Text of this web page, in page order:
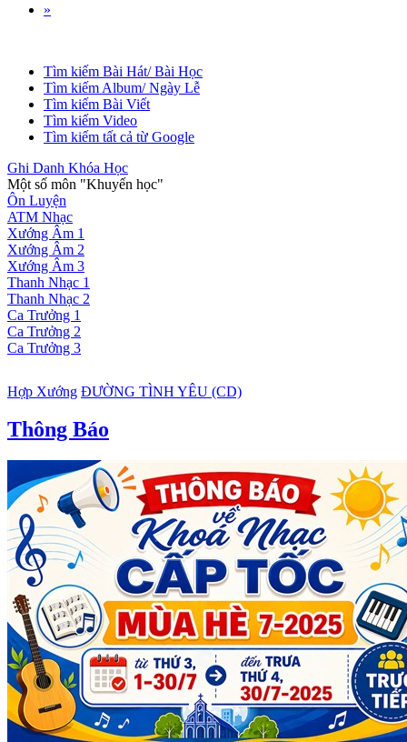
»
Tìm kiếm Bài Hát/ Bài Học
Tìm kiếm Album/ Ngày Lễ
Tìm kiếm Bài Viết
Tìm kiếm Video
Tìm kiếm tất cả từ Google
Ghi Danh Khóa Học
Một số môn "Khuyến học"
Ôn Luyện
ATM Nhạc
Xướng Âm 1
Xướng Âm 2
Xướng Âm 3
Thanh Nhạc 1
Thanh Nhạc 2
Ca Trưởng 1
Ca Trưởng 2
Ca Trưởng 3
Hợp Xướng ĐƯỜNG TÌNH YÊU (CD)
Thông Báo